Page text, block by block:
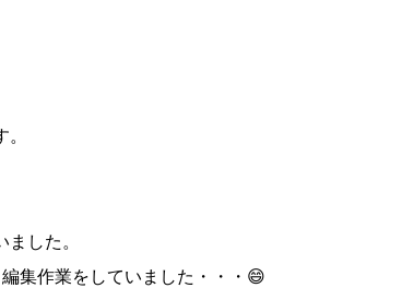
した。
集作業をしていました・・・😄